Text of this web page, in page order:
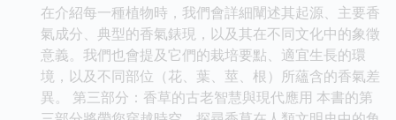
在介紹每一種植物時，我們會詳細闡述其起源、主要香
氣成分、典型的香氣錶現，以及其在不同文化中的象徵
意義。我們也會提及它們的栽培要點、適宜生長的環
境，以及不同部位（花、葉、莖、根）所蘊含的香氣差
異。 第三部分：香草的古老智慧與現代應用 本書的第